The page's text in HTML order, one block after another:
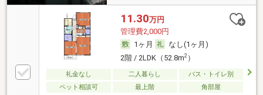
11.30万円
管理費2,000円
1ヶ月
なし(1ヶ月)
2階 / 2LDK（52.8m2）
礼金なし 二人暮らし
バス・トイレ別
ペット相談可
最上階 角部屋